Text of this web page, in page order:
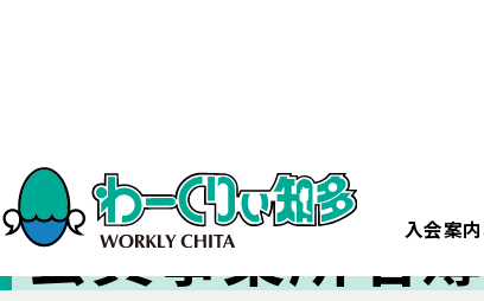
入会案内
美浜町
会員事業所名簿